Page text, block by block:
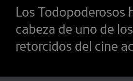
Los
cabeza de uno de
retorcidos del cine